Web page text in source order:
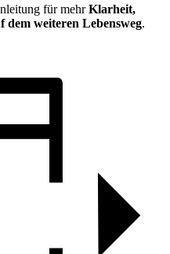
für mehrKlarheit,
weiteren Lebensweg.